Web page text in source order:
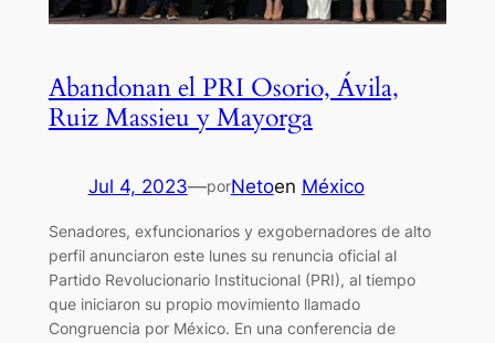
Abandonan el PRI Osorio, Ávila,
Ruiz Massieu y Mayorga
Jul 4, 2023—porNetoen México
Senadores, exfuncionarios y exgobernadores de alto
perfil anunciaron este lunes su renuncia oficial al
Partido Revolucionario Institucional (PRI), al tiempo
que iniciaron su propio movimiento llamado
Congruencia por México. En una conferencia de